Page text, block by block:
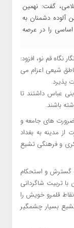
گفت: نهمین
آلوده دشمنان به
اساسی را در عرصه
نگاه قم نو، افزود:
شیعی اعزام می
پذیرد.
عباس داشتند تا
باشند.
های جامعه و
مدینه به بغداد
و فرهنگی تشیع
گسترش و استحکام
تربیت شاگردانی
قلمرو خویش را
بسیار چشمگیر